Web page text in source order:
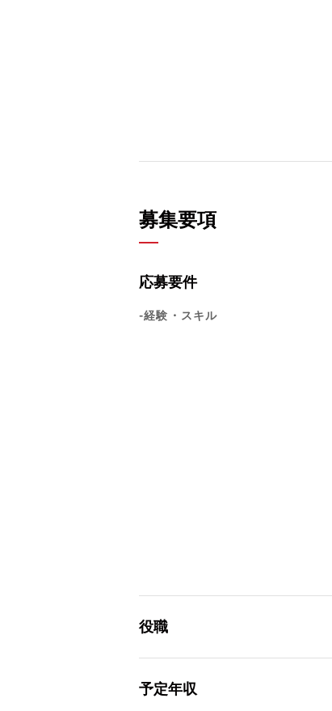
募集要項
応募要件
-経験・スキル
役職
予定年収